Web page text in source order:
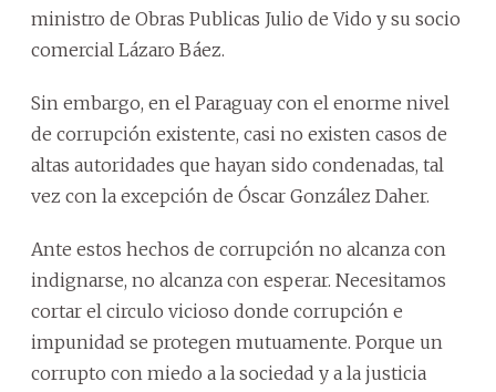
ministro de Obras Publicas Julio de Vido y su socio
comercial Lázaro Báez.
Sin embargo, en el Paraguay con el enorme nivel
de corrupción existente, casi no existen casos de
altas autoridades que hayan sido condenadas, tal
vez con la excepción de Óscar González Daher.
Ante estos hechos de corrupción no alcanza con
indignarse, no alcanza con esperar. Necesitamos
cortar el circulo vicioso donde corrupción e
impunidad se protegen mutuamente. Porque un
corrupto con miedo a la sociedad y a la justicia